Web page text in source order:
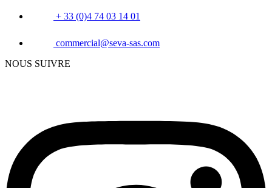
+ 33 (0)4 74 03 14 01
commercial@seva-sas.com
NOUS SUIVRE